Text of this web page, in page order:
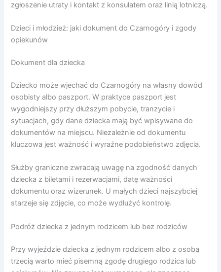
zgłoszenie utraty i kontakt z konsulatem oraz linią lotniczą.
Dzieci i młodzież: jaki dokument do Czarnogóry i zgody
opiekunów
Dokument dla dziecka
Dziecko może wjechać do Czarnogóry na własny dowód
osobisty albo paszport. W praktyce paszport jest
wygodniejszy przy dłuższym pobycie, tranzycie i
sytuacjach, gdy dane dziecka mają być wpisywane do
dokumentów na miejscu. Niezależnie od dokumentu
kluczowa jest ważność i wyraźne podobieństwo zdjęcia.
Służby graniczne zwracają uwagę na zgodność danych
dziecka z biletami i rezerwacjami, datę ważności
dokumentu oraz wizerunek. U małych dzieci najszybciej
starzeje się zdjęcie, co może wydłużyć kontrolę.
Podróż dziecka z jednym rodzicem lub bez rodziców
Przy wyjeździe dziecka z jednym rodzicem albo z osobą
trzecią warto mieć pisemną zgodę drugiego rodzica lub